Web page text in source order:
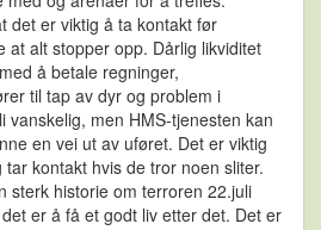
det er viktig å ta kontakt før
at alt stopper opp. Dårlig likviditet
å betale regninger,
til tap av dyr og problem i
vanskelig, men HMS-tjenesten kan
en vei ut av uføret. Det er viktig
kontakt hvis de tror noen sliter.
sterk historie om terroren 22.juli
er å få et godt liv etter det. Det er